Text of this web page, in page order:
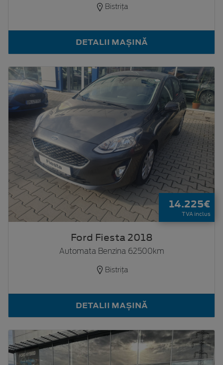
Bistrița
DETALII MAȘINĂ
14.225€
TVA inclus
Ford Fiesta 2018
Automata Benzina 62500km
Bistrița
DETALII MAȘINĂ